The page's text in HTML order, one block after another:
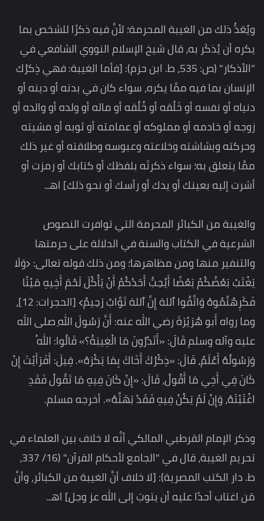
ويُعَدُّ ذلك من الغيبة المحرمة؛ لأنَّ فيه ذكرًا للشخص بما
يكره أن يُذكَر به، قال شيخ الإسلام النووي الشافعي في
"الأذكار" (ص: 535، ط. ابن حزم): [فأما الغيبة: فهي ذِكرُك
الإنسان بما فيه ممَّا يكره، سواء كان في بدنه أو دينه أو
دنياه أو نفسه أو خَلْقه أو خُلُقه أو ماله أو ولده أو والده أو
زوجه أو خادمه أو مملوكه أو عمامته أو ثوبه أو مشيته
وحركته وبشاشته وخلاعته وعبوسه وطلاقته أو غير ذلك
ممَّا يتعلق به؛ سواء ذكرتَه بلفظك أو كتابك أو رمزت أو
أشرت إليه بعينك أو يدك أو رأسك أو نحو ذلك] اهـ.
والغيبة من الكبائر المحرمة التي توافرت النصوص
الشرعية في الكتاب والسنة في الدلالة على حرمتها
والتنفير منها ومن مظاهرها؛ ومن ذلك قوله تعالى: ﴿وَلَا
يَغْتَبْ بَعْضُكُمْ بَعْضًا أَيُحِبُّ أَحَدُكُمْ أَنْ يَأْكُلَ لَحْمَ أَخِيهِ مَيْتًا
فَكَرِهْتُمُوهُ وَاتَّقُوا ٱللهَ إِنَّ ٱللهَ تَوَّابٌ رَحِيمٌ﴾ [الحجرات: 12]،
وما رواه أَبو هُرَيْرَةَ رضي الله عنه: أَنَّ رَسُولَ اللهِ صلى الله
عليه وآله وسلم قَالَ: «أَتَدْرُونَ مَا الْغِيبَةُ؟» قَالُوا: اللهُ
وَرَسُولُهُ أَعْلَمُ، قَالَ: «ذِكْرُكَ أَخَاكَ بِمَا يَكْرَهُ». قِيلَ: أَفَرَأَيْتَ إِنْ
كَانَ فِي أَخِي مَا أَقُولُ، قَالَ: «إِنْ كَانَ فِيهِ مَا تَقُولُ فَقَدِ
اغْتَبْتَهُ، وَإِنْ لَمْ يَكُنْ فِيهِ فَقَدْ بَهَتَّهُ». أخرجه مسلم.
وذكر الإمام القرطبي المالكي أنَّه لا خلاف بين العلماء في
تحريم الغيبة، قال في "الجامع لأحكام القرآن" (16/ 337،
ط. دار الكتب المصرية): [لا خلاف أنَّ الغيبة من الكبائر، وأنَّ
مَن اغتاب أحدًا عليه أن يتوبَ إلى الله عز وجل] اهـ.